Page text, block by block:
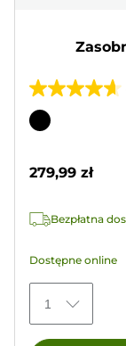
4.7
na
Wkład
279,99 zł
Bezpłatna
Dostępne online
1